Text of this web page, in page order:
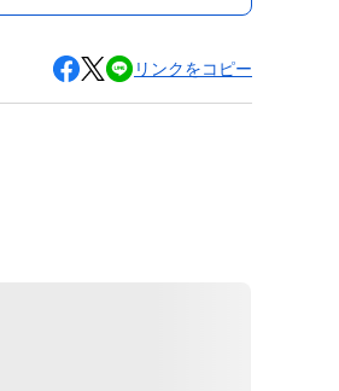
リンクをコピー